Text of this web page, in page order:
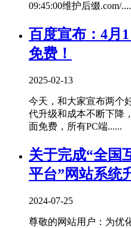
09:45:00维护后缀.com/
百度宣布：4月
免费！
2025-02-13
今天，和大家宣布两个
代升级和成本不断下降
面免费，所有PC端......
关于完成“全国
平台”网站系统
2024-07-25
尊敬的网站用户：为优